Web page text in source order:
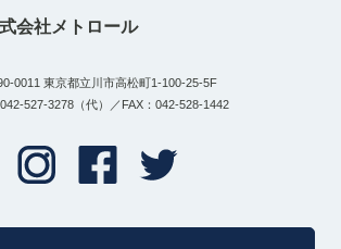
会社メトロール
0011 東京都立川市高松町1-100-25-5F
527-3278（代）／FAX：042-528-1442